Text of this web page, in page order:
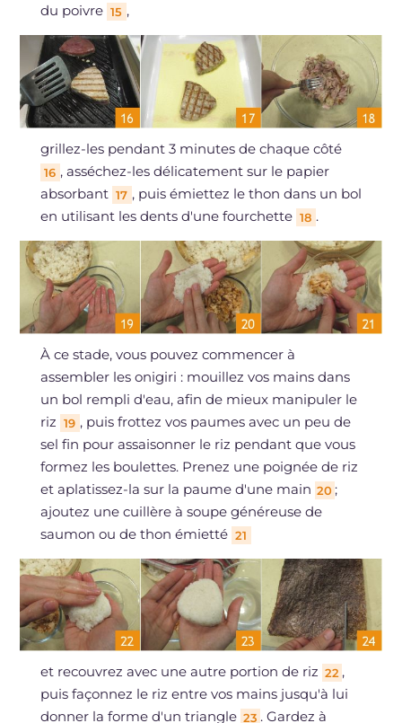
du poivre 15 ,
grillez-les pendant 3 minutes de chaque côté
16 , asséchez-les délicatement sur le papier
absorbant 17 , puis émiettez le thon dans un bol
en utilisant les dents d'une fourchette 18 .
À ce stade, vous pouvez commencer à
assembler les onigiri : mouillez vos mains dans
un bol rempli d'eau, afin de mieux manipuler le
riz 19 , puis frottez vos paumes avec un peu de
sel fin pour assaisonner le riz pendant que vous
formez les boulettes. Prenez une poignée de riz
et aplatissez-la sur la paume d'une main 20 ;
ajoutez une cuillère à soupe généreuse de
saumon ou de thon émietté 21
et recouvrez avec une autre portion de riz 22 ,
puis façonnez le riz entre vos mains jusqu'à lui
donner la forme d'un triangle 23 . Gardez à